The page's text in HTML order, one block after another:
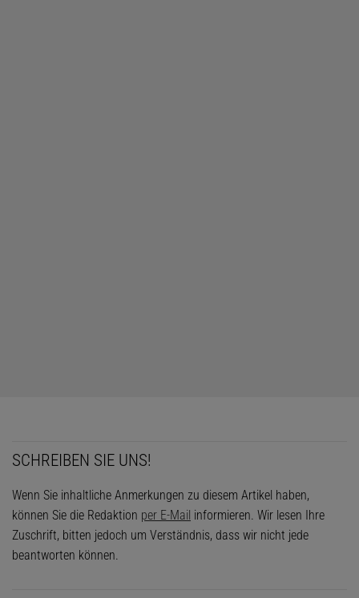
SCHREIBEN SIE UNS!
Wenn Sie inhaltliche Anmerkungen zu diesem Artikel haben,
können Sie die Redaktion per E-Mail informieren. Wir lesen Ihre
Zuschrift, bitten jedoch um Verständnis, dass wir nicht jede
beantworten können.